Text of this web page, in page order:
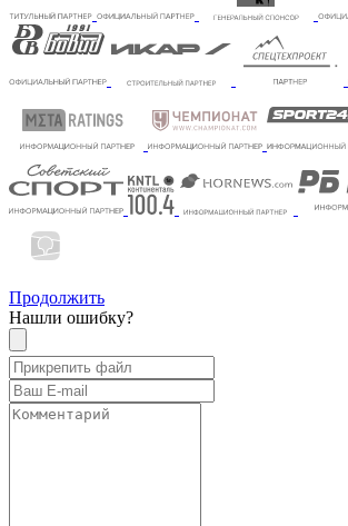
Продолжить
Нашли ошибку?